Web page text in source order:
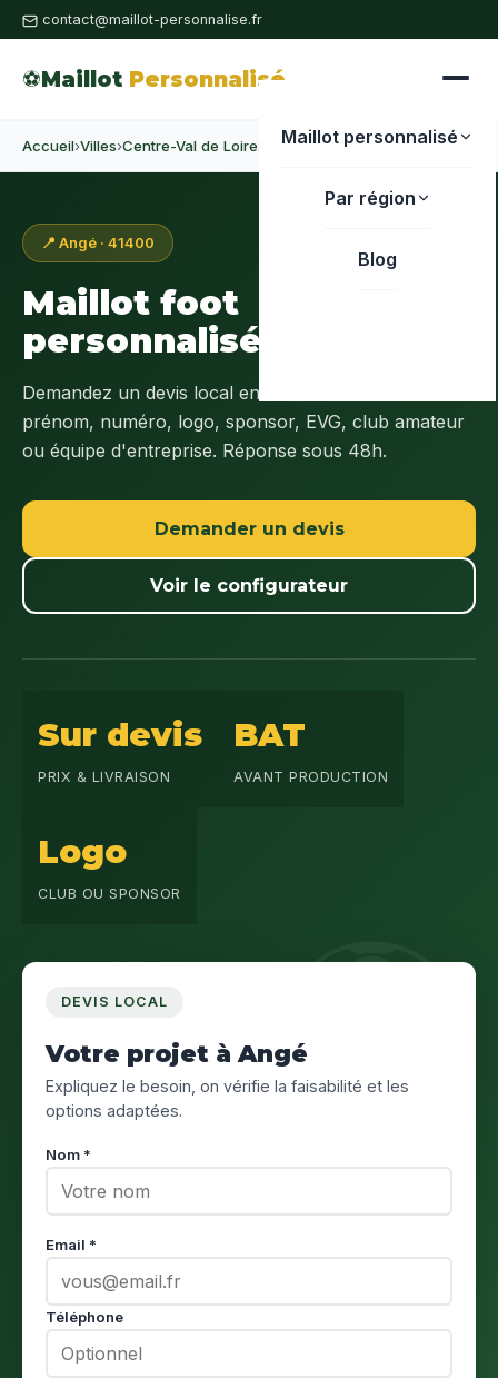
contact@maillot-personnalise.fr
⚽Maillot Personnalisé
Maillot personnalisé
Par région
Blog
Accueil›Villes›Centre-Val de Loire› Loir-et-Cher›Angé
📍 Angé · 41400
Maillot foot
personnalisé à
Demandez un devis local en
prénom, numéro, logo, sponsor, EVG, club amateur
ou équipe d'entreprise. Réponse sous 48h.
Demander un devis
Voir le configurateur
Sur devis
PRIX & LIVRAISON
BAT
AVANT PRODUCTION
Logo
CLUB OU SPONSOR
DEVIS LOCAL
Votre projet à Angé
Expliquez le besoin, on vérifie la faisabilité et les
options adaptées.
Nom *
Email *
Téléphone